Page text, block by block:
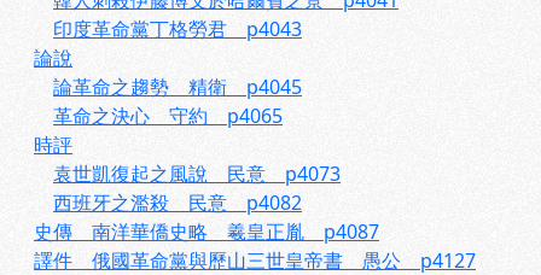
印度革命黨丁格勞君 p4043
論說
論革命之趨勢 精衛 p4045
革命之決心 守約 p4065
時評
袁世凱復起之風說 民意 p4073
西班牙之濫殺 民意 p4082
史傳 南洋華僑史略 羲皇正胤 p4087
譯件 俄國革命黨與歷山三世皇帝書 愚公 p4127